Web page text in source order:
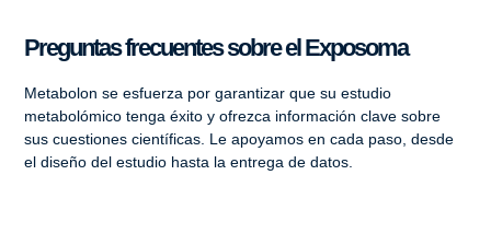
Preguntas frecuentes sobre el Exposoma
Metabolon se esfuerza por garantizar que su estudio
metabolómico tenga éxito y ofrezca información clave sobre
sus cuestiones científicas. Le apoyamos en cada paso, desde
el diseño del estudio hasta la entrega de datos.